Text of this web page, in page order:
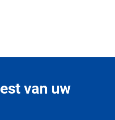
van uw